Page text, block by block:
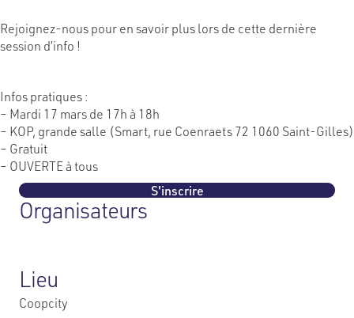
Rejoignez-nous pour en savoir plus lors de cette dernière
session d’info !
Infos pratiques :
– Mardi 17 mars de 17h à 18h
– KOP, grande salle (Smart, rue Coenraets 72 1060 Saint-Gilles)
– Gratuit
– OUVERTE à tous
S'inscrire
Organisateurs
Lieu
Coopcity